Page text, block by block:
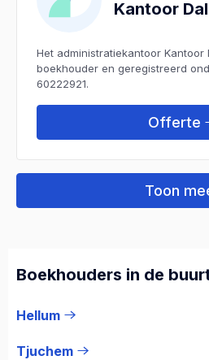
Kantoor
Het administratiekantoor Kantoor
boekhouder en geregistreerd
60222921.
Offerte
Toon
Boekhouders in de
Hellum
Tjuchem